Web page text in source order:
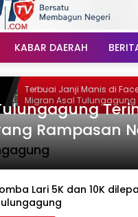
KABAR DAERAH
Terbuai Janji Manis di
Migran Asal Tulungagung
Juta
Rampasan
Tindak
Lari 5K dan 10K